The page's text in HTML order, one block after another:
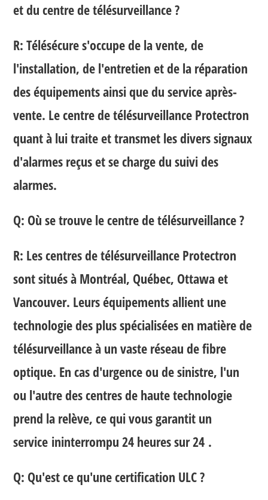
et du centre de télésurveillance ?
R: Télésécure s'occupe de la vente, de
l'installation, de l'entretien et de la réparation
des équipements ainsi que du service après-
vente. Le centre de télésurveillance Protectron
quant à lui traite et transmet les divers signaux
d'alarmes reçus et se charge du suivi des
alarmes.
Q: Où se trouve le centre de télésurveillance ?
R: Les centres de télésurveillance Protectron
sont situés à Montréal, Québec, Ottawa et
Vancouver. Leurs équipements allient une
technologie des plus spécialisées en matière de
télésurveillance à un vaste réseau de fibre
optique. En cas d'urgence ou de sinistre, l'un
ou l'autre des centres de haute technologie
prend la relève, ce qui vous garantit un
service ininterrompu 24 heures sur 24 .
Q: Qu'est ce qu'une certification ULC ?